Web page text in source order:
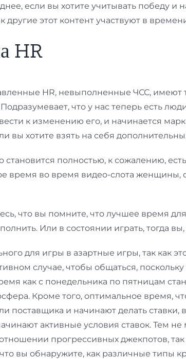
если вы хотите учитывать победу
другие этот контент участвуют в
HR
HR, невыполненные ЧСС, имеют
что у нас теперь есть
к изменению его, и начинается
вы хотите взять на себя
становится полностью, к сожалению,
время во время видео-слота женщины,
что вы помните, что лучшее время
Или в состоянии играть, тогда
для игры в азартные игры, так как
случае, чтобы общаться,
как с понедельника по пятницам
Кроме того, оптимальное время,
поставщика и начинают делать
активные условия ставок. Тем
прогрессивных джекпотов,
вы обнаружите, как различные типы